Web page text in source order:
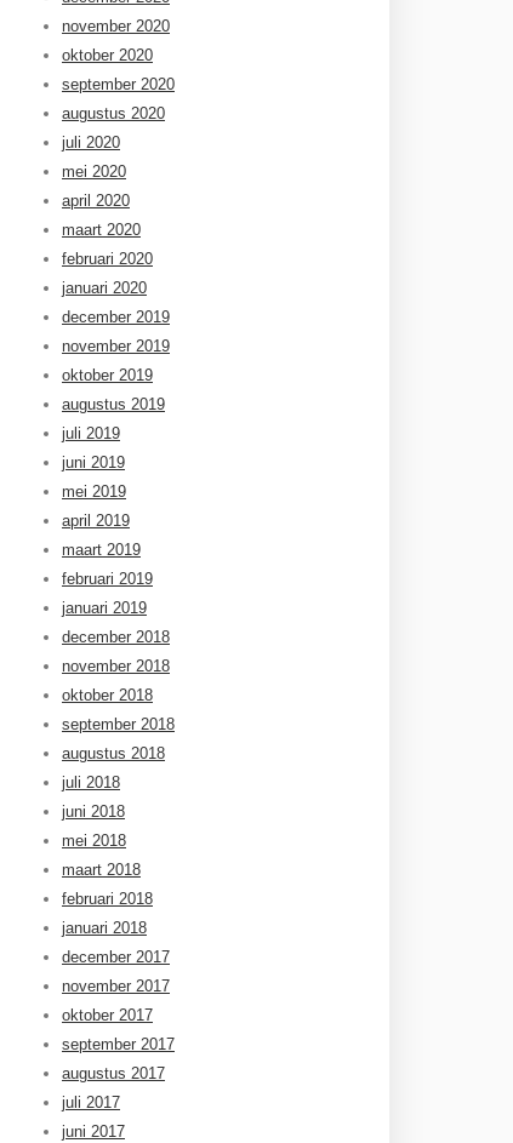
november 2020
oktober 2020
september 2020
augustus 2020
juli 2020
mei 2020
april 2020
maart 2020
februari 2020
januari 2020
december 2019
november 2019
oktober 2019
augustus 2019
juli 2019
juni 2019
mei 2019
april 2019
maart 2019
februari 2019
januari 2019
december 2018
november 2018
oktober 2018
september 2018
augustus 2018
juli 2018
juni 2018
mei 2018
maart 2018
februari 2018
januari 2018
december 2017
november 2017
oktober 2017
september 2017
augustus 2017
juli 2017
juni 2017